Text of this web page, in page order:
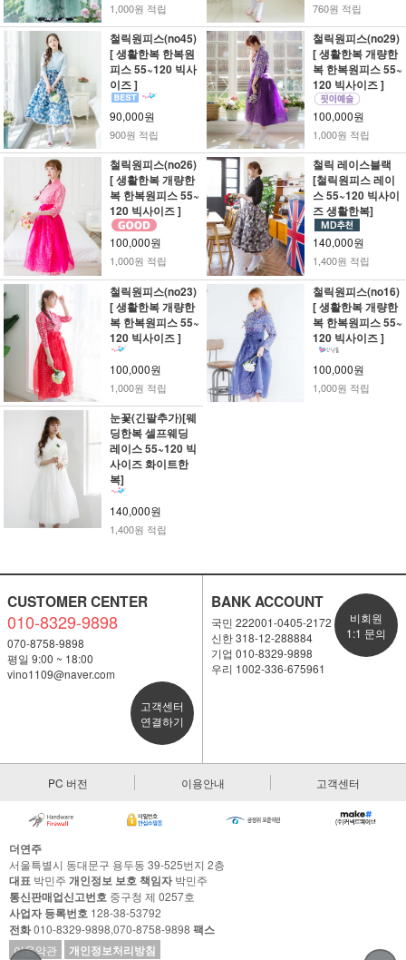
1,000원 적립 760원 적립
철릭원피스(no45)
[ 생활한복 한복원
피스 55~120 빅사
이즈 ]
90,000원
900원 적립
철릭원피스(no29)
[ 생활한복 개량한
복 한복원피스 55~
120 빅사이즈 ]
100,000원
1,000원 적립
철릭원피스(no26)
[ 생활한복 개량한
복 한복원피스 55~
120 빅사이즈 ]
100,000원
1,000원 적립
철릭 레이스블랙
[철릭원피스 레이
스 55~120 빅사이
즈 생활한복]
140,000원
1,400원 적립
철릭원피스(no23)
[ 생활한복 개량한
복 한복원피스 55~
120 빅사이즈 ]
100,000원
1,000원 적립
철릭원피스(no16)
[ 생활한복 개량한
복 한복원피스 55~
120 빅사이즈 ]
100,000원
1,000원 적립
눈꽃(긴팔추가)[웨
딩한복 셀프웨딩
레이스 55~120 빅
사이즈 화이트한
복]
140,000원
1,400원 적립
CUSTOMER CENTER
010-8329-9898
070-8758-9898
평일 9:00 ~ 18:00
vino1109@naver.com
고객센터
연결하기
BANK ACCOUNT
국민 222001-0405-2172
신한 318-12-288884
기업 010-8329-9898
우리 1002-336-675961
비회원
1:1 문의
PC 버전 이용안내 고객센터
더연주
서울특별시 동대문구 용두동 39-525번지 2층
대표 박민주 개인정보 보호 책임자박민주
통신판매업신고번호 중구청 제 0257호
사업자 등록번호 128-38-53792
전화010-8329-9898,070-8758-9898 팩스
이용약관 개인정보처리방침